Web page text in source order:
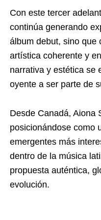
Con este tercer
continúa generando
álbum debut, sino que
artística coherente y
narrativa y estética se
oyente a ser parte de
Desde Canadá, Aiona
posicionándose como
emergentes más
dentro de la música
propuesta auténtica,
evolución.